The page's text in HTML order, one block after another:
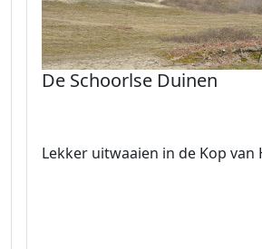
De Schoorlse Duinen
Lekker uitwaaien in de Kop van